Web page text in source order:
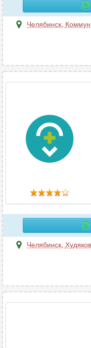
Челябинск,
Челябинск,